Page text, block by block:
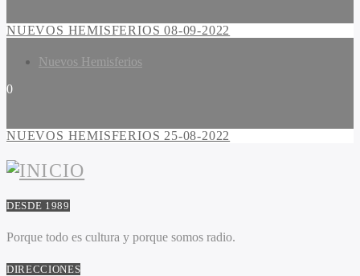
NUEVOS HEMISFERIOS 08-09-2022
Nuevos Hemisferios
0
NUEVOS HEMISFERIOS 25-08-2022
DESDE 1989
Porque todo es cultura y porque somos radio.
DIRECCIONES